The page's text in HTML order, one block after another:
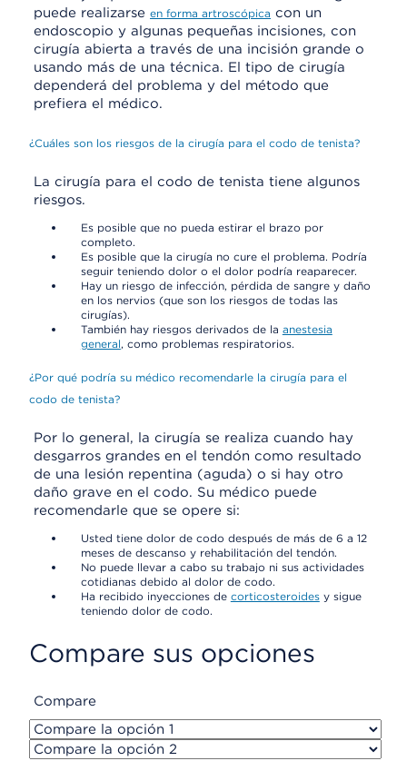
puede realizarse en forma artroscópica con un
endoscopio y algunas pequeñas incisiones, con
cirugía abierta a través de una incisión grande o
usando más de una técnica. El tipo de cirugía
dependerá del problema y del método que
prefiera el médico.
¿Cuáles son los riesgos de la cirugía para el codo de tenista?
La cirugía para el codo de tenista tiene algunos
riesgos.
Es posible que no pueda estirar el brazo por
completo.
Es posible que la cirugía no cure el problema. Podría
seguir teniendo dolor o el dolor podría reaparecer.
Hay un riesgo de infección, pérdida de sangre y daño
en los nervios (que son los riesgos de todas las
cirugías).
También hay riesgos derivados de la anestesia
general, como problemas respiratorios.
¿Por qué podría su médico recomendarle la cirugía para el
codo de tenista?
Por lo general, la cirugía se realiza cuando hay
desgarros grandes en el tendón como resultado
de una lesión repentina (aguda) o si hay otro
daño grave en el codo. Su médico puede
recomendarle que se opere si:
Usted tiene dolor de codo después de más de 6 a 12
meses de descanso y rehabilitación del tendón.
No puede llevar a cabo su trabajo ni sus actividades
cotidianas debido al dolor de codo.
Ha recibido inyecciones de corticosteroidesy sigue
teniendo dolor de codo.
Compare sus opciones
Compare